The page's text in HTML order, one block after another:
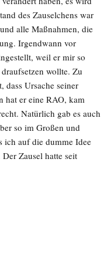
des Zauselchens war
alle Maßnahmen, die
Irgendwann vor
weil er mir so
wollte. Zu
dass Ursache seiner
hat er eine RAO, kam
Natürlich gab es auch
so im Großen und
ich auf die dumme Idee
Zausel hatte seit